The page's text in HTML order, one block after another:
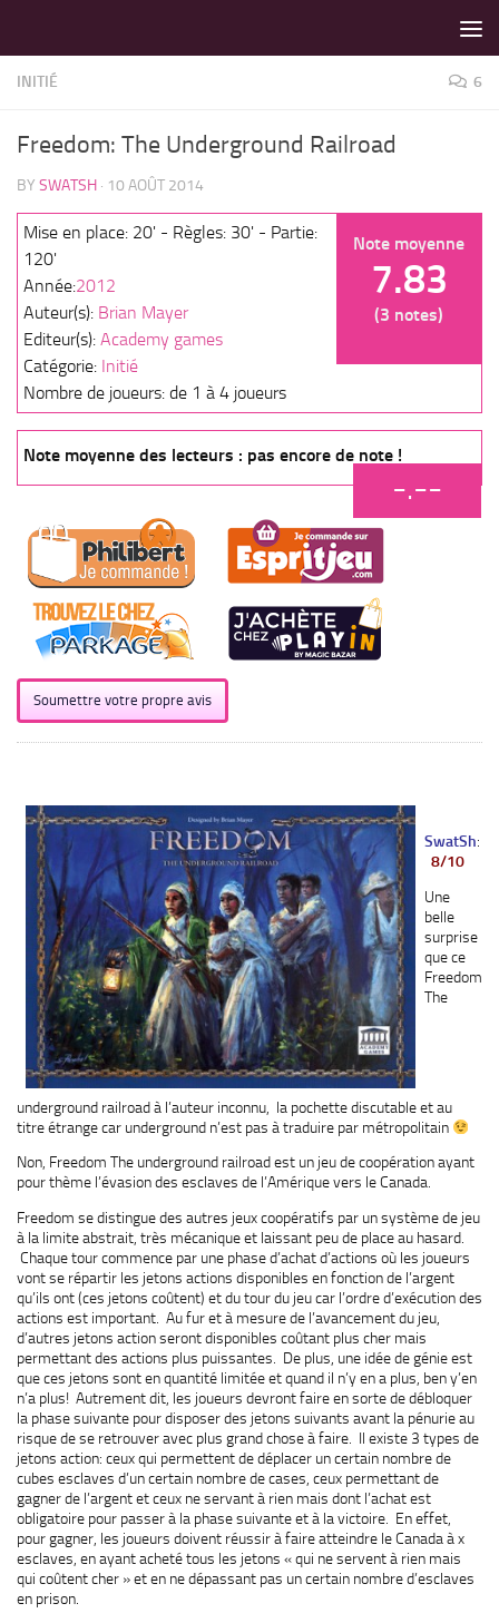
INITIÉ 6
Freedom: The Underground Railroad
BY SWATSH · 10 AOÛT 2014
Note moyenne
7.83
(3 notes)
Mise en place: 20' - Règles: 30' - Partie:
120'
Année:2012
Auteur(s): Brian Mayer
Editeur(s): Academy games
Catégorie: Initié
Nombre de joueurs: de 1 à 4 joueurs
Note moyenne des lecteurs : pas encore de note !
-.--
Soumettre votre propre avis
SwatSh:
8/10
Une
belle
surprise
que ce
Freedom
The
underground railroad à l’auteur inconnu, la pochette discutable et au
titre étrange car underground n’est pas à traduire par métropolitain
Non, Freedom The underground railroad est un jeu de coopération ayant
pour thème l’évasion des esclaves de l’Amérique vers le Canada.
Freedom se distingue des autres jeux coopératifs par un système de jeu
à la limite abstrait, très mécanique et laissant peu de place au hasard.
Chaque tour commence par une phase d’achat d’actions où les joueurs
vont se répartir les jetons actions disponibles en fonction de l’argent
qu’ils ont (ces jetons coûtent) et du tour du jeu car l’ordre d’exécution des
actions est important. Au fur et à mesure de l’avancement du jeu,
d’autres jetons action seront disponibles coûtant plus cher mais
permettant des actions plus puissantes. De plus, une idée de génie est
que ces jetons sont en quantité limitée et quand il n’y en a plus, ben y’en
n’a plus! Autrement dit, les joueurs devront faire en sorte de débloquer
la phase suivante pour disposer des jetons suivants avant la pénurie au
risque de se retrouver avec plus grand chose à faire. Il existe 3 types de
jetons action: ceux qui permettent de déplacer un certain nombre de
cubes esclaves d’un certain nombre de cases, ceux permettant de
gagner de l’argent et ceux ne servant à rien mais dont l’achat est
obligatoire pour passer à la phase suivante et à la victoire. En effet,
pour gagner, les joueurs doivent réussir à faire atteindre le Canada à x
esclaves, en ayant acheté tous les jetons « qui ne servent à rien mais
qui coûtent cher » et en ne dépassant pas un certain nombre d’esclaves
en prison.